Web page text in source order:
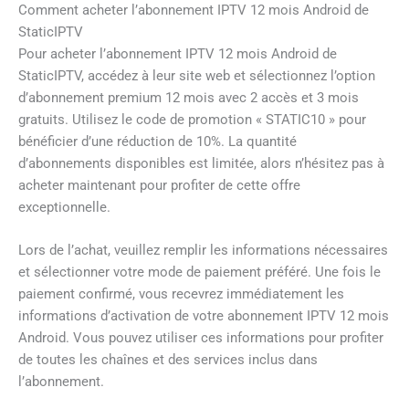
Comment acheter l’abonnement IPTV 12 mois Android de
StaticIPTV
Pour acheter l’abonnement IPTV 12 mois Android de
StaticIPTV, accédez à leur site web et sélectionnez l’option
d’abonnement premium 12 mois avec 2 accès et 3 mois
gratuits. Utilisez le code de promotion « STATIC10 » pour
bénéficier d’une réduction de 10%. La quantité
d’abonnements disponibles est limitée, alors n’hésitez pas à
acheter maintenant pour profiter de cette offre
exceptionnelle.
Lors de l’achat, veuillez remplir les informations nécessaires
et sélectionner votre mode de paiement préféré. Une fois le
paiement confirmé, vous recevrez immédiatement les
informations d’activation de votre abonnement IPTV 12 mois
Android. Vous pouvez utiliser ces informations pour profiter
de toutes les chaînes et des services inclus dans
l’abonnement.